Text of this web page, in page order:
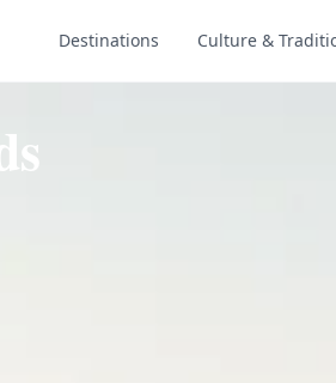
Destinations Culture &